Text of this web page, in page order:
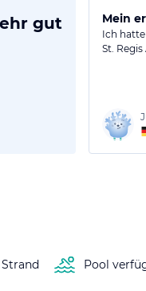
gut Mein
Ich
St.
Pool